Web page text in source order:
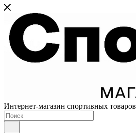
Интернет-магазин спортивных товаров